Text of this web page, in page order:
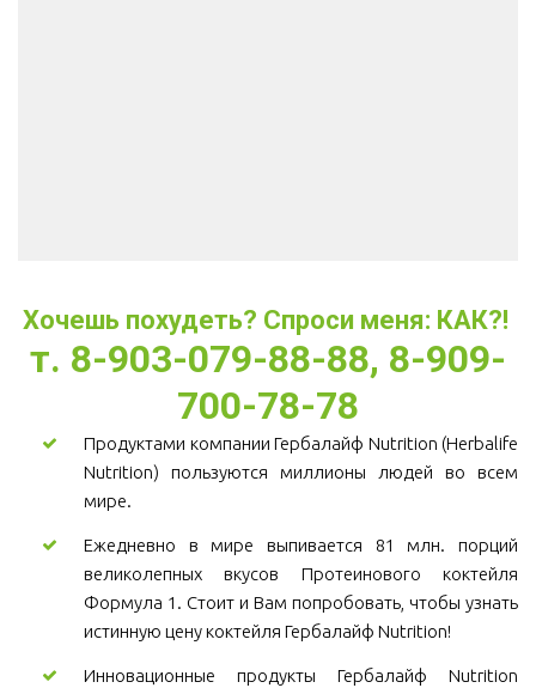
Хочешь похудеть? Спроси меня: КАК?!
т. 8-903-079-88-88, 8-909-
700-78-78
Продуктами компании Гербалайф Nutrition (Herbalife
Nutrition) пользуются миллионы людей во всем
мире.
Ежедневно в мире выпивается 81 млн. порций
великолепных вкусов Протеинового коктейля
Формула 1. Стоит и Вам попробовать, чтобы узнать
истинную цену коктейля Гербалайф Nutrition!
Инновационные продукты Гербалайф Nutrition